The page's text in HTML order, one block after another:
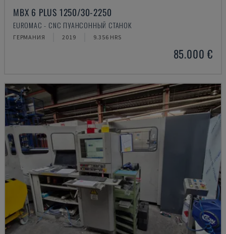
MBX 6 PLUS 1250/30-2250
EUROMAC - CNC ПУАНСОННЫЙ СТАНОК
ГЕРМАНИЯ 2019 9.356 HRS
85.000 €